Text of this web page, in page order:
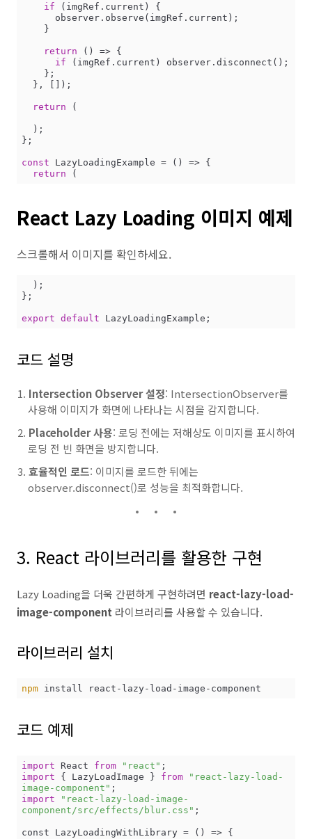
if (imgRef.current) {
return () => {
if (imgRef.current) observer.disconnect();
return (
};
const LazyLoadingExample = () => {
return (
React Lazy Loading 이미지 예제
스크롤해서 이미지를 확인하세요.
};
export default
코드 설명
Intersection Observer 설정: IntersectionObserver를
사용해 이미지가 화면에 나타나는 시점을 감지합니다.
Placeholder 사용: 로딩 전에는 저해상도 이미지를 표시하여
로딩 전 빈 화면을 방지합니다.
효율적인 로드: 이미지를 로드한 뒤에는
observer.disconnect()로 성능을 최적화합니다.
3. React 라이브러리를 활용한 구현
Lazy Loading을 더욱 간편하게 구현하려면 react-lazy-load-
image-component 라이브러리를 사용할 수 있습니다.
라이브러리 설치
npm
코드 예제
import React from "react"
import { LazyLoadImage } from
"react-lazy-load-
image-component"
import
"react-lazy-load-image-
component/src/effects/blur.css" ;
const LazyLoadingWithLibrary = () => {